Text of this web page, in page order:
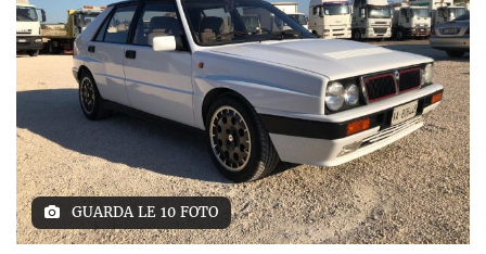
RICAMBI
ASSISTENZA
GUARDA LE 10 FOTO